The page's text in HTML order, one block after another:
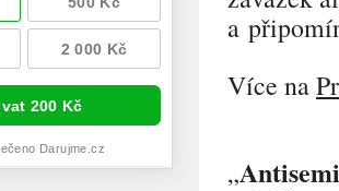
a
Více na
„